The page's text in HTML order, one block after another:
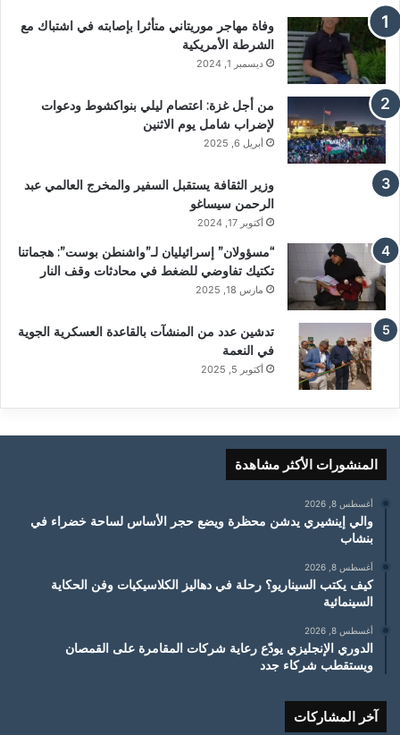
وفاة مهاجر موريتاني متأثرا بإصابته في اشتباك مع
الشرطة الأمريكية
ديسمبر 1, 2024
من أجل غزة: اعتصام ليلي بنواكشوط ودعوات
لإضراب شامل يوم الاثنين
أبريل 6, 2025
وزير الثقافة يستقبل السفير والمخرج العالمي عبد
الرحمن سيساغو
أكتوبر 17, 2024
“مسؤولان” إسرائيليان لـ”واشنطن بوست”: هجماتنا
تكتيك تفاوضي للضغط في محادثات وقف النار
مارس 18, 2025
تدشين عدد من المنشآت بالقاعدة العسكرية الجوية
في النعمة
أكتوبر 5, 2025
المنشورات الأكثر مشاهدة
أغسطس 8, 2026
والي إينشيري يدشن محظرة ويضع حجر الأساس لساحة خضراء في
بنشاب
أغسطس 8, 2026
كيف يكتب السيناريو؟ رحلة في دهاليز الكلاسيكيات وفن الحكاية
السينمائية
أغسطس 8, 2026
الدوري الإنجليزي يودّع رعاية شركات المقامرة على القمصان
ويستقطب شركاء جدد
آخر المشاركات